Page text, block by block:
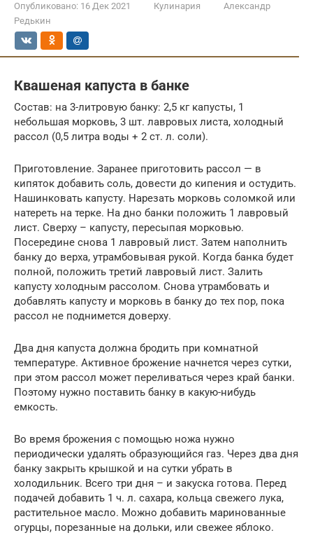
Опубликовано: 16 Дек 2021 Кулинария
Александр
Редькин
Квашеная капуста в банке
Состав: на 3-литровую банку: 2,5 кг капусты, 1
небольшая морковь, 3 шт. лавровых листа, холодный
рассол (0,5 литра воды + 2 ст. л. соли).
Приготовление. Заранее приготовить рассол — в
кипяток добавить соль, довести до кипения и остудить.
Нашинковать капусту. Нарезать морковь соломкой или
натереть на терке. На дно банки положить 1 лавровый
лист. Сверху – капусту, пересыпая морковью.
Посередине снова 1 лавровый лист. Затем наполнить
банку до верха, утрамбовывая рукой. Когда банка будет
полной, положить третий лавровый лист. Залить
капусту холодным рассолом. Снова утрамбовать и
добавлять капусту и морковь в банку до тех пор, пока
рассол не поднимется доверху.
Два дня капуста должна бродить при комнатной
температуре. Активное брожение начнется через сутки,
при этом рассол может переливаться через край банки.
Поэтому нужно поставить банку в какую-нибудь
емкость.
Во время брожения с помощью ножа нужно
периодически удалять образующийся газ. Через два дня
банку закрыть крышкой и на сутки убрать в
холодильник. Всего три дня – и закуска готова. Перед
подачей добавить 1 ч. л. сахара, кольца свежего лука,
растительное масло. Можно добавить маринованные
огурцы, порезанные на дольки, или свежее яблоко.